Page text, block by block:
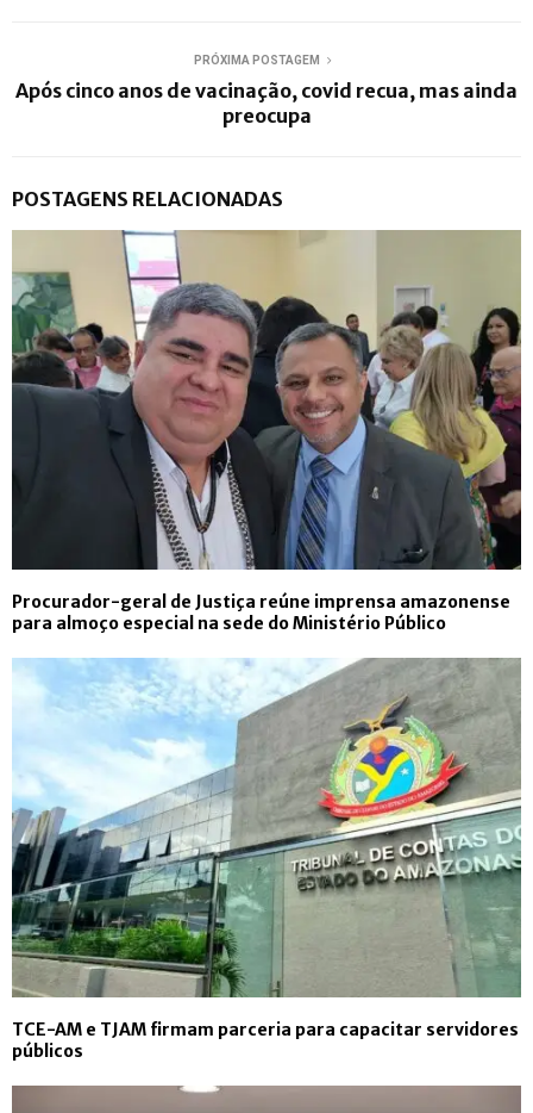
PRÓXIMA POSTAGEM
Após cinco anos de vacinação, covid recua, mas ainda
preocupa
POSTAGENS RELACIONADAS
Procurador-geral de Justiça reúne imprensa amazonense
para almoço especial na sede do Ministério Público
TCE-AM e TJAM firmam parceria para capacitar servidores
públicos